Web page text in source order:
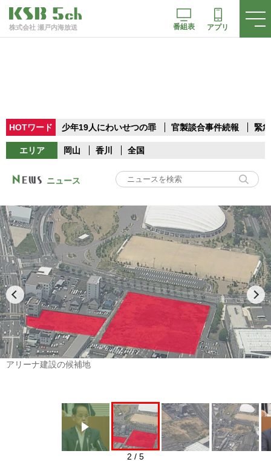
株式会社 瀬戸内海放送 番組表 アプリ
HOTワード 少年19人にわいせつの罪 官製談合事件続報 緊
エリア 岡山 香川 全国
ニュース
Play
アリーナ建設の候補地
2 / 5